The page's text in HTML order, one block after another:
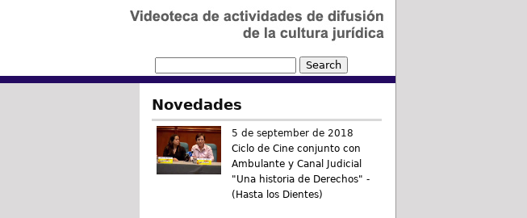
Novedades
5 de september de 2018
Ciclo de Cine conjunto con
Ambulante y Canal Judicial
"Una historia de Derechos" -
(Hasta los Dientes)